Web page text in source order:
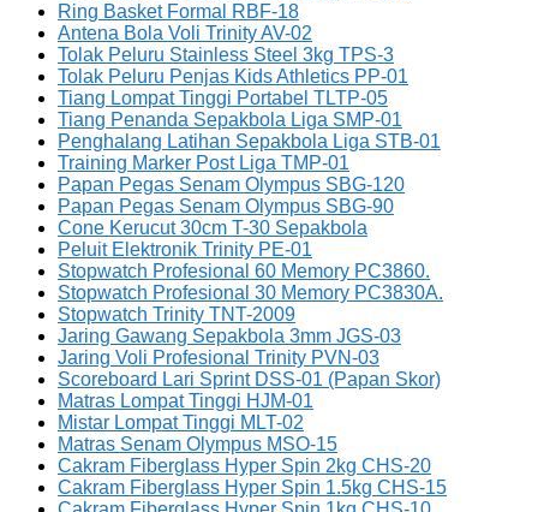
Ring Basket Formal RBF-18
Antena Bola Voli Trinity AV-02
Tolak Peluru Stainless Steel 3kg TPS-3
Tolak Peluru Penjas Kids Athletics PP-01
Tiang Lompat Tinggi Portabel TLTP-05
Tiang Penanda Sepakbola Liga SMP-01
Penghalang Latihan Sepakbola Liga STB-01
Training Marker Post Liga TMP-01
Papan Pegas Senam Olympus SBG-120
Papan Pegas Senam Olympus SBG-90
Cone Kerucut 30cm T-30 Sepakbola
Peluit Elektronik Trinity PE-01
Stopwatch Profesional 60 Memory PC3860.
Stopwatch Profesional 30 Memory PC3830A.
Stopwatch Trinity TNT-2009
Jaring Gawang Sepakbola 3mm JGS-03
Jaring Voli Profesional Trinity PVN-03
Scoreboard Lari Sprint DSS-01 (Papan Skor)
Matras Lompat Tinggi HJM-01
Mistar Lompat Tinggi MLT-02
Matras Senam Olympus MSO-15
Cakram Fiberglass Hyper Spin 2kg CHS-20
Cakram Fiberglass Hyper Spin 1.5kg CHS-15